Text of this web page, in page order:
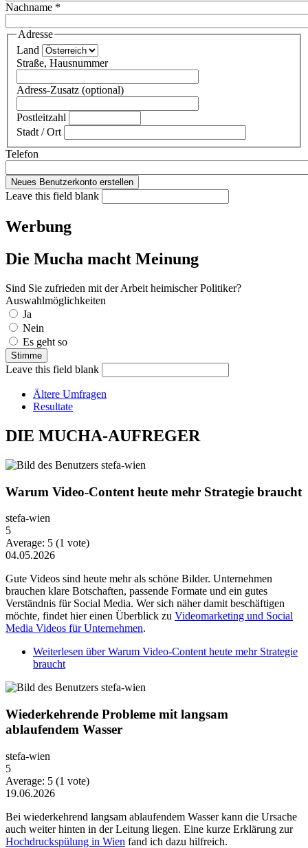
Nachname *
Adresse
Land
Straße, Hausnummer
Adress-Zusatz (optional)
Postleitzahl
Stadt / Ort
Telefon
Leave this field blank
Werbung
Die Mucha macht Meinung
Sind Sie zufrieden mit der Arbeit heimischer Politiker?
Auswahlmöglichkeiten
Ja
Nein
Es geht so
Leave this field blank
Ältere Umfragen
Resultate
DIE MUCHA-AUFREGER
Warum Video-Content heute mehr Strategie braucht
stefa-wien
5
Average: 5 (1 vote)
04.05.2026
Gute Videos sind heute mehr als schöne Bilder. Unternehmen
brauchen klare Botschaften, passende Formate und ein gutes
Verständnis für Social Media. Wer sich näher damit beschäftigen
möchte, findet hier einen Überblick zu Videomarketing und Social
Media Videos für Unternehmen.
Weiterlesen über Warum Video-Content heute mehr Strategie
braucht
Wiederkehrende Probleme mit langsam
ablaufendem Wasser
stefa-wien
5
Average: 5 (1 vote)
19.06.2026
Bei wiederkehrend langsam ablaufendem Wasser kann die Ursache
auch weiter hinten in der Leitung liegen. Eine kurze Erklärung zur
Hochdruckspülung in Wien fand ich dazu hilfreich.